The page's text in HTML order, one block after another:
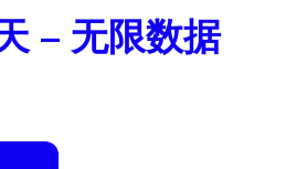
– 无限数据